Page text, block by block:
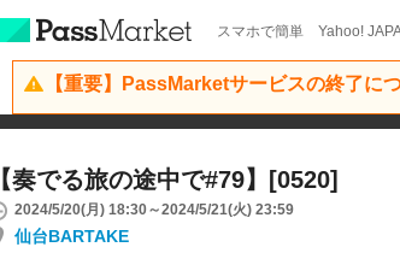
スマホで簡単 Yahoo!
【重要】PassMarketサービスの終了に
【奏でる旅の途中で#79】[0520]
2024/5/20(月) 18:30～2024/5/21(火) 23:59
仙台BARTAKE